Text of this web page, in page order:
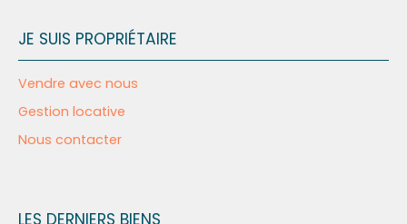
JE SUIS PROPRIÉTAIRE
Vendre avec nous
Gestion locative
Nous contacter